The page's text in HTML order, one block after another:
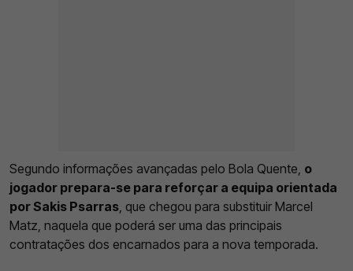
Segundo informações avançadas pelo Bola Quente, o
jogador prepara-se para reforçar a equipa orientada
por Sakis Psarras, que chegou para substituir Marcel
Matz, naquela que poderá ser uma das principais
contratações dos encarnados para a nova temporada.